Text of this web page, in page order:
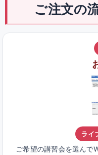
ご注文の
ライ
ご希望の講習会を選んで